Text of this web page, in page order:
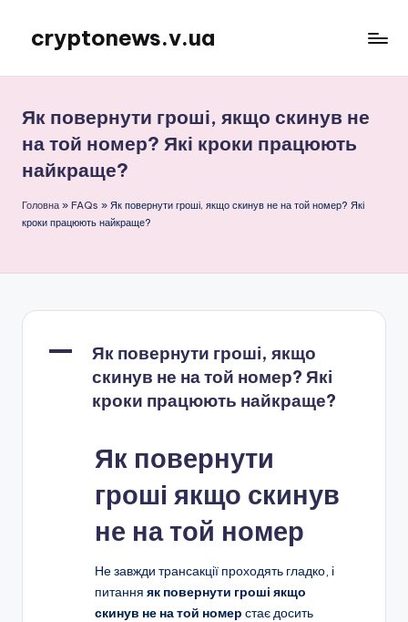
Перейти
вмісту
cryptonews.v.ua
криптовалют,
аналітика,
курси,
прогнози
гайди.
Як повернути гроші, якщо скинув не
на той номер? Які кроки працюють
найкраще?
Головна » FAQs » Як повернути гроші, якщо скинув не на той номер? Які
кроки працюють найкраще?
A
Як повернути гроші, якщо
скинув не на той номер? Які
кроки працюють найкраще?
Як повернути
гроші якщо скинув
не на той номер
Не завжди трансакції проходять гладко, і
питання як повернути гроші якщо
скинув не на той номер стає досить